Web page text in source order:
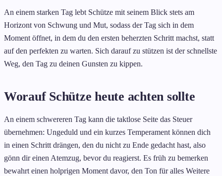
An einem starken Tag lebt Schütze mit seinem Blick stets am
Horizont von Schwung und Mut, sodass der Tag sich in dem
Moment öffnet, in dem du den ersten beherzten Schritt machst, statt
auf den perfekten zu warten. Sich darauf zu stützen ist der schnellste
Weg, den Tag zu deinen Gunsten zu kippen.
Worauf Schütze heute achten sollte
An einem schwereren Tag kann die taktlose Seite das Steuer
übernehmen: Ungeduld und ein kurzes Temperament können dich
in einen Schritt drängen, den du nicht zu Ende gedacht hast, also
gönn dir einen Atemzug, bevor du reagierst. Es früh zu bemerken
bewahrt einen holprigen Moment davor, den Ton für alles Weitere